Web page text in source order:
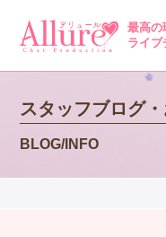
スタッフブログ
BLOG/INFO
最高の
ライブ